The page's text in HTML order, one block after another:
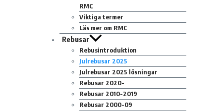
RMC
Viktiga termer
Läs mer om RMC
Rebusar
Rebusintroduktion
Julrebusar 2025
Julrebusar 2025 lösningar
Rebusar 2020-
Rebusar 2010-2019
Rebusar 2000-09